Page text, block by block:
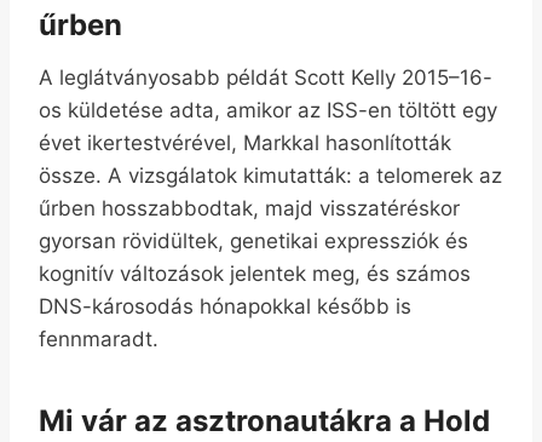
űrben
A leglátványosabb példát Scott Kelly 2015–16-
os küldetése adta, amikor az ISS-en töltött egy
évet ikertestvérével, Markkal hasonlították
össze. A vizsgálatok kimutatták: a telomerek az
űrben hosszabbodtak, majd visszatéréskor
gyorsan rövidültek, genetikai expressziók és
kognitív változások jelentek meg, és számos
DNS-károsodás hónapokkal később is
fennmaradt.
Mi vár az asztronautákra a Hold